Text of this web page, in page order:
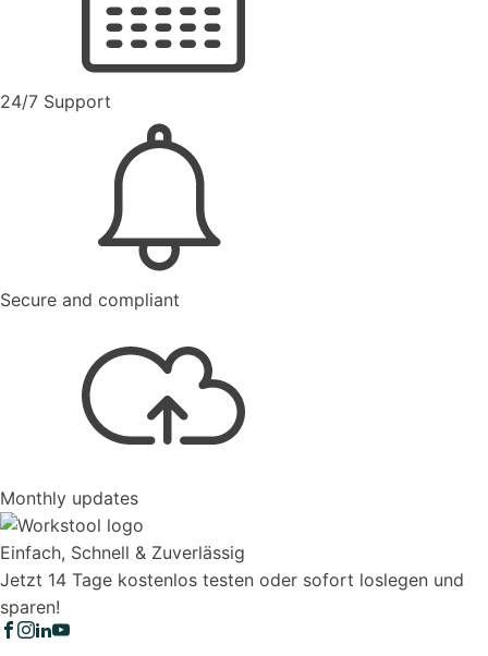
24/7 Support
Secure and compliant
Monthly updates
Einfach, Schnell & Zuverlässig
Jetzt 14 Tage kostenlos testen oder sofort loslegen und
sparen!